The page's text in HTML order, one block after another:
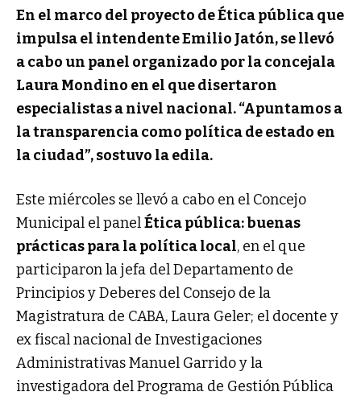
En el marco del proyecto de Ética pública que
impulsa el intendente Emilio Jatón, se llevó
a cabo un panel organizado por la concejala
Laura Mondino en el que disertaron
especialistas a nivel nacional. “Apuntamos a
la transparencia como política de estado en
la ciudad”, sostuvo la edila.
Este miércoles se llevó a cabo en el Concejo
Municipal el panelÉtica pública: buenas
prácticas para la política local, en el que
participaronla jefa del Departamento de
Principios y Deberes del Consejo de la
Magistratura de CABA, Laura Geler; el docente y
ex fiscal nacional de Investigaciones
Administrativas Manuel Garrido y la
investigadora del Programa de Gestión Pública